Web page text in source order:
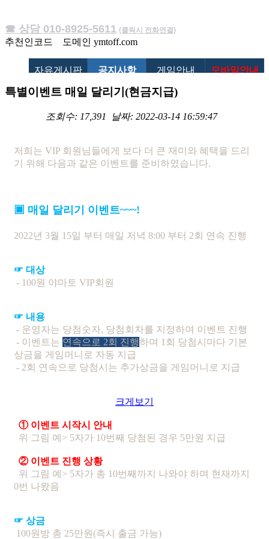
☎ 상담 010-8925-5611 (클릭시 전화연결)
추천인코드 도메인 ymtoff.com
자유게시판 공지사항 게임안내 모바일안내
특별이벤트 매일 달리기(현금지급)
조회수: 17,391 날짜: 2022-03-14 16:59:47
저희는 VIP 회원님들에게 보다 더 큰 재미와 혜택을 드리
기 위해 다음과 같은 이벤트를 준비하였습니다.
▣ 매일 달리기 이벤트~~~!
2022년 3월 15일 부터 매일 저녁 8:00 부터 2회 연속 진행
☞ 대상
- 100원 야마토 VIP회원
☞ 내용
- 운영자는 당첨숫자, 당첨회차를 지정하여 이벤트 진행
- 이벤트는 연속으로 2회 진행하며 1회 당첨시마다 기본
상금을 게임머니로 자동 지급
- 2회 연속으로 당첨시는 추가상금을 게임머니로 지급
크게보기
① 이벤트 시작시 안내
위 그림 예> 5자가 10번째 당첨된 경우 5만원 지급
② 이벤트 진행 상황
위 그림 예> 5자가 총 10번째까지 나와야 하며 현재까지
0번 나왔음
☞ 상금
100원방 총 25만원(즉시 출금 가능)